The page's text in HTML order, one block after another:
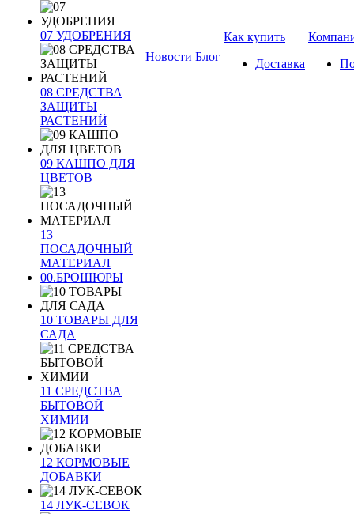
07 УДОБРЕНИЯ
08 СРЕДСТВА
ЗАЩИТЫ
РАСТЕНИЙ
09 КАШПО ДЛЯ
ЦВЕТОВ
13
ПОСАДОЧНЫЙ
МАТЕРИАЛ
00.БРОШЮРЫ
10 ТОВАРЫ ДЛЯ
САДА
11 СРЕДСТВА
БЫТОВОЙ
ХИМИИ
12 КОРМОВЫЕ
ДОБАВКИ
14 ЛУК-СЕВОК
Новости Блог
Как купить
Доставка